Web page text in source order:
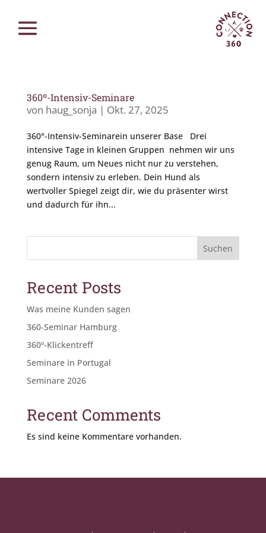
360º-Intensiv-Seminare
von haug_sonja | Okt. 27, 2025
360°-Intensiv-Seminarein unserer Base Drei
intensive Tage in kleinen Gruppen nehmen wir uns
genug Raum, um Neues nicht nur zu verstehen,
sondern intensiv zu erleben. Dein Hund als
wertvoller Spiegel zeigt dir, wie du präsenter wirst
und dadurch für ihn...
Suchen
Recent Posts
Was meine Kunden sagen
360-Seminar Hamburg
360º-Klickentreff
Seminare in Portugal
Seminare 2026
Recent Comments
Es sind keine Kommentare vorhanden.